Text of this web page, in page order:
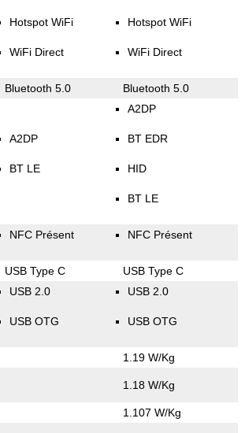
Hotspot WiFi
WiFi Direct
Hotspot WiFi
WiFi Direct
Bluetooth 5.0 Bluetooth 5.0
A2DP
BT LE
A2DP
BT EDR
HID
BT LE
NFC Présent NFC Présent
USB Type C USB Type C
USB 2.0
USB OTG
USB 2.0
USB OTG
1.19 W/Kg
1.18 W/Kg
1.107 W/Kg